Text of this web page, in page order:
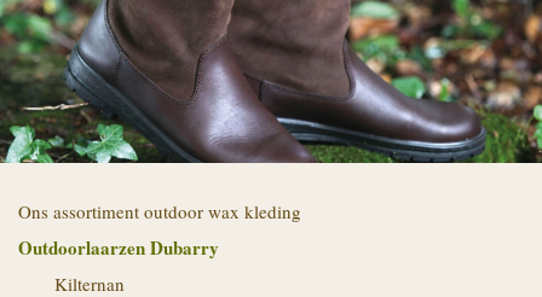
Ons assortiment outdoor wax kleding
Outdoorlaarzen Dubarry
Kilternan